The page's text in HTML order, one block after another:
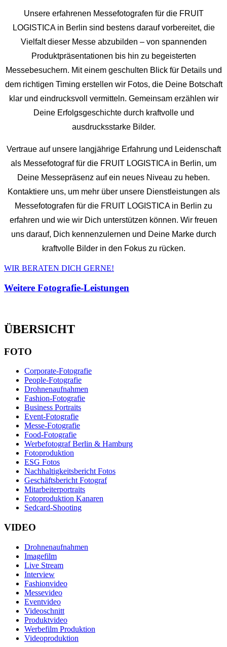
Unsere erfahrenen Messefotografen für die FRUIT
LOGISTICA in Berlin sind bestens darauf vorbereitet, die
Vielfalt dieser Messe abzubilden – von spannenden
Produktpräsentationen bis hin zu begeisterten
Messebesuchern. Mit einem geschulten Blick für Details und
dem richtigen Timing erstellen wir Fotos, die Deine Botschaft
klar und eindrucksvoll vermitteln. Gemeinsam erzählen wir
Deine Erfolgsgeschichte durch kraftvolle und
ausdrucksstarke Bilder.
Vertraue auf unsere langjährige Erfahrung und Leidenschaft
als Messefotograf für die FRUIT LOGISTICA in Berlin, um
Deine Messepräsenz auf ein neues Niveau zu heben.
Kontaktiere uns, um mehr über unsere Dienstleistungen als
Messefotografen für die FRUIT LOGISTICA in Berlin zu
erfahren und wie wir Dich unterstützen können. Wir freuen
uns darauf, Dich kennenzulernen und Deine Marke durch
kraftvolle Bilder in den Fokus zu rücken.
WIR BERATEN DICH GERNE!
Weitere Fotografie-Leistungen
ÜBERSICHT
FOTO
Corporate-Fotografie
People-Fotografie
Drohnenaufnahmen
Fashion-Fotografie
Business Portraits
Event-Fotografie
Messe-Fotografie
Food-Fotografie
Werbefotograf Berlin & Hamburg
Fotoproduktion
ESG Fotos
Nachhaltigkeitsbericht Fotos
Geschäftsbericht Fotograf
Mitarbeiterportraits
Fotoproduktion Kanaren
Sedcard-Shooting
VIDEO
Drohnenaufnahmen
Imagefilm
Live Stream
Interview
Fashionvideo
Messevideo
Eventvideo
Videoschnitt
Produktvideo
Werbefilm Produktion
Videoproduktion